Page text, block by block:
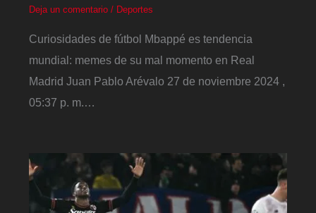
Deja un comentario / Deportes
Curiosidades de fútbol Mbappé es tendencia
mundial: memes de su mal momento en Real
Madrid Juan Pablo Arévalo 27 de noviembre 2024 ,
05:37 p. m.…